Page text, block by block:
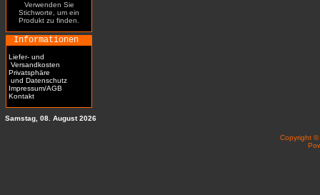
Verwenden Sie
Stichworte, um ein
Produkt zu finden.
Informationen
Liefer- und
Versandkosten
Privatsphäre
und Datenschutz
Impressum/AGB
Kontakt
Samstag, 08. August 2026
Copyright